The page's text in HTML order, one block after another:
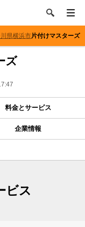
県横浜市片付けマスターズ
ズ
料金とサービス
企業情報
ビス